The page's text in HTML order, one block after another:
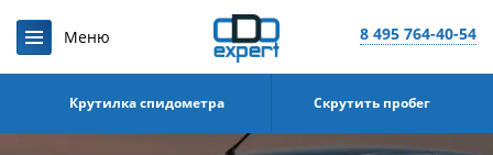
8 495 764-40-54
Крутилка спидометра Скрутить пробег